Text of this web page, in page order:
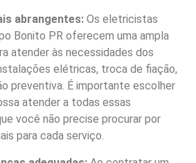
abrangentes: Os eletricistas
Bonito PR oferecem uma ampla
atender às necessidades dos
elétricas, troca de fiação,
preventiva. É importante escolher
atender a todas essas
você não precise procurar por
para cada serviço.